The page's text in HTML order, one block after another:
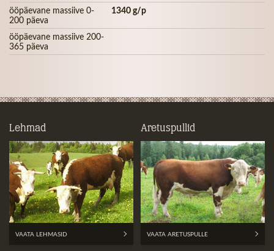
ööpäevane massiive 0-
200 päeva
1340 g/p
ööpäevane massiive 200-
365 päeva
Lehmad
VAATA LEHMASID
Aretuspullid
VAATA ARETUSPULLE